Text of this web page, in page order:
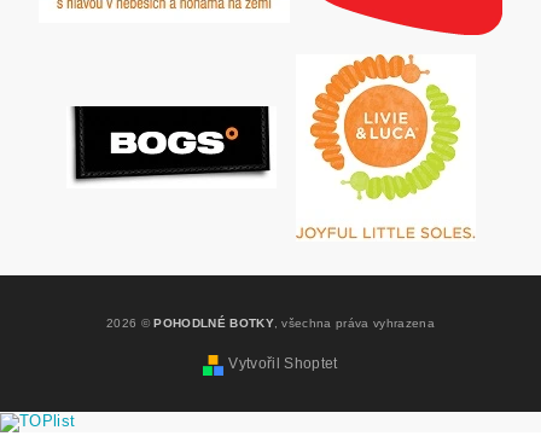
2026 ©POHODLNÉ BOTKY, všechna práva vyhrazena
Vytvořil Shoptet